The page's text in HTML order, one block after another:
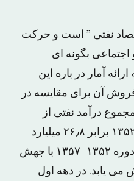
نفتی ” است و حرکت
بگونه ای
آمار در باره این
فروش آن برای مقایسه در
درآمد نفتی از
ابتدا(۱۲۸۷شمسی) تا سال ۱۳۵۲ برابر ۲۶٫۸ میلیارد
دلار بوده است. این رقم در دوره ۱۳۵۲- ۱۳۵۷ با جهش
می یابد. در دهه اول